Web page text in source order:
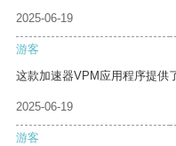
2025-06-19
游客
这款加速器VPM应用程序提供
2025-06-19
游客